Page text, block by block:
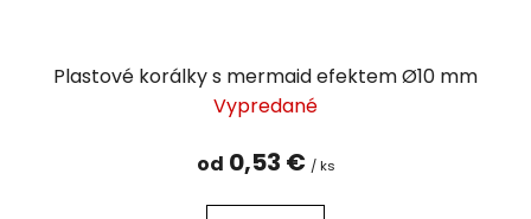
Plastové korálky s mermaid efektem Ø10 mm
Vypredané
od 0,53 € / ks